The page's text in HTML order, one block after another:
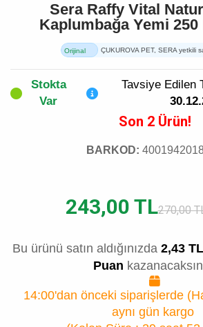
Sera Raffy Vital
Kaplumbağa Yemi 250
Orijinal
ÇUKUROVA PET, SERA yetkili
Stokta
Var
Tavsiye Edilen
Son 2 Ürün!
BARKOD:
243,00 TL270,00
Bu ürünü satın aldığınızda 2,43
Puan
14:00'dan önceki siparişlerde
aynı gün kargo